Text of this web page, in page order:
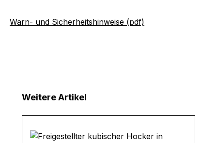
Warn- und Sicherheitshinweise (pdf)
Produktgalerie überspringen
Weitere Artikel